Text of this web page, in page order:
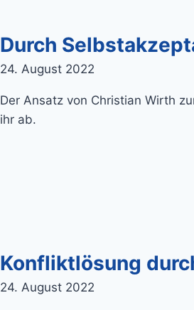
Durch
24. August 2022
Der Ansatz von Christian Wirth
ihr ab.
Konfliktlösung
24. August 2022